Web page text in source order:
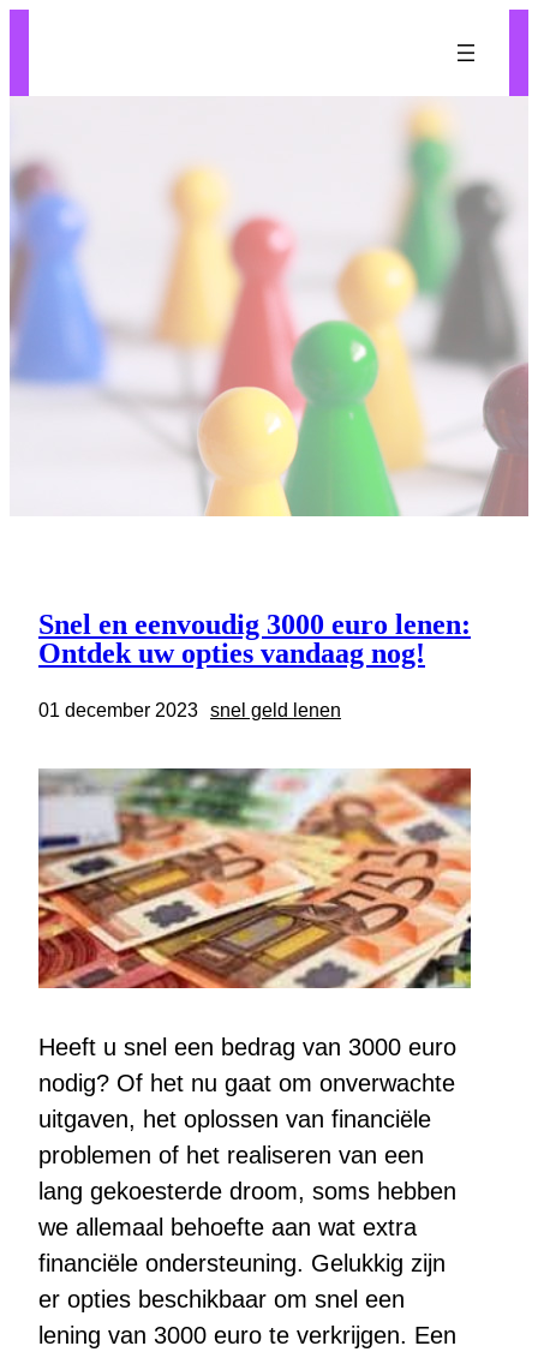
Snel en eenvoudig 3000 euro lenen:
Ontdek uw opties vandaag nog!
01 december 2023 snel geld lenen
Heeft u snel een bedrag van 3000 euro
nodig? Of het nu gaat om onverwachte
uitgaven, het oplossen van financiële
problemen of het realiseren van een
lang gekoesterde droom, soms hebben
we allemaal behoefte aan wat extra
financiële ondersteuning. Gelukkig zijn
er opties beschikbaar om snel een
lening van 3000 euro te verkrijgen. Een